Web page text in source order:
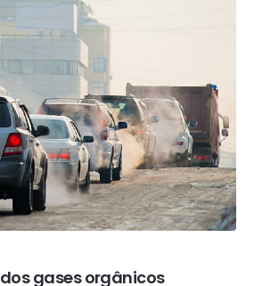
gases orgânicos